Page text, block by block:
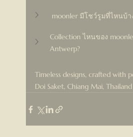
moonler มีโชว์รูมที่ไหนบ้า
Collection ไหนของ
Antwerp?
Timeless designs, crafted with
Doi Saket, Chiang Mai, Thailand